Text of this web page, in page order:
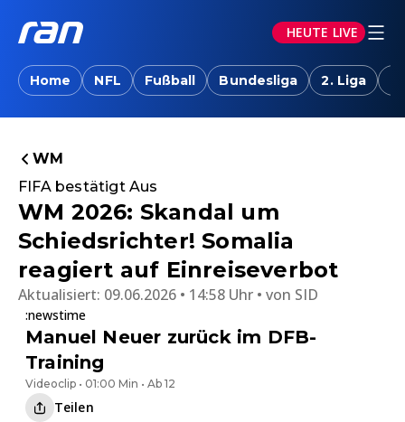
HEUTE LIVE
Home NFL Fußball Bundesliga 2. Liga
WM
FIFA bestätigt Aus
WM 2026: Skandal um
Schiedsrichter! Somalia
reagiert auf Einreiseverbot
Aktualisiert: 09.06.2026 • 14:58 Uhr von SID
:newstime
Manuel Neuer zurück im DFB-
Training
Videoclip • 01:00 Min • Ab 12
Teilen